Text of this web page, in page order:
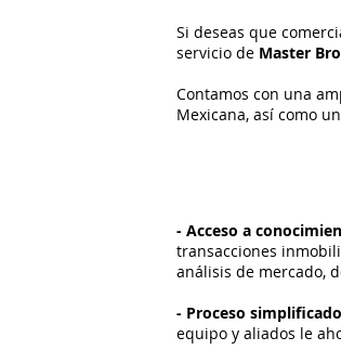
Si deseas que
servicio de Master
Contamos con una
Mexicana, así como
- Acceso a
transacciones
análisis de mercado,
- Proceso
equipo y aliados le